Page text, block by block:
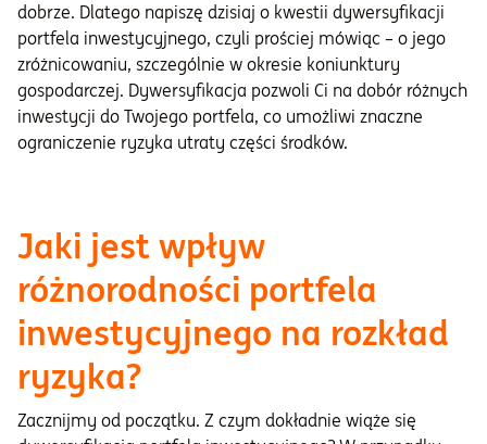
dobrze. Dlatego napiszę dzisiaj o kwestii dywersyfikacji
portfela inwestycyjnego, czyli prościej mówiąc – o jego
zróżnicowaniu, szczególnie w okresie koniunktury
gospodarczej. Dywersyfikacja pozwoli Ci na dobór różnych
inwestycji do Twojego portfela, co umożliwi znaczne
ograniczenie ryzyka utraty części środków.
Jaki jest wpływ
różnorodności portfela
inwestycyjnego na rozkład
ryzyka?
Zacznijmy od początku. Z czym dokładnie wiąże się